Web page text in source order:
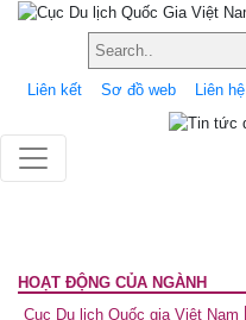
Liên kết Sơ đồ web Liên hệ
HOẠT ĐỘNG CỦA NGÀNH
Cục Du lịch Quốc gia Việt Nam